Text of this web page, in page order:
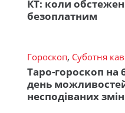
КТ: коли
безоплатним
Гороскоп, Суботня
Таро-гороскоп на
день
несподіваних змін